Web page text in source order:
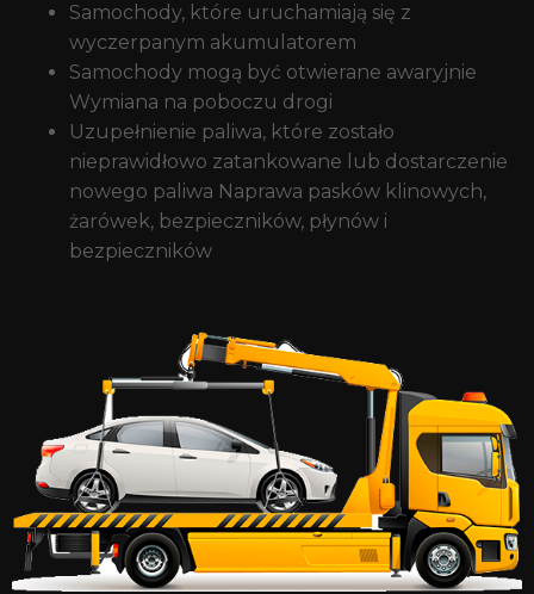
Samochody, które uruchamiają się z
wyczerpanym akumulatorem
Samochody mogą być otwierane awaryjnie
Wymiana na poboczu drogi
Uzupełnienie paliwa, które zostało
nieprawidłowo zatankowane lub dostarczenie
nowego paliwa Naprawa pasków klinowych,
żarówek, bezpieczników, płynów i
bezpieczników